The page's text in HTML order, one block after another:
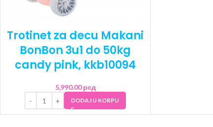
Trotinet za decu Makani
BonBon 3u1 do 50kg
candy pink, kkb10094
5,990.00рсд
DODAJ U KORPU